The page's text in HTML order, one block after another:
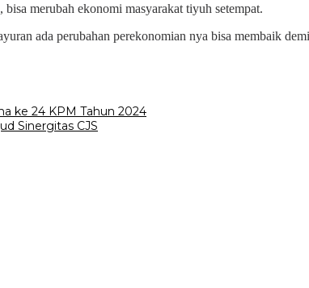
merubah ekonomi masyarakat tiyuh setempat.
ada perubahan perekonomian nya bisa membaik
ke 24 KPM Tahun 2024
Sinergitas CJS